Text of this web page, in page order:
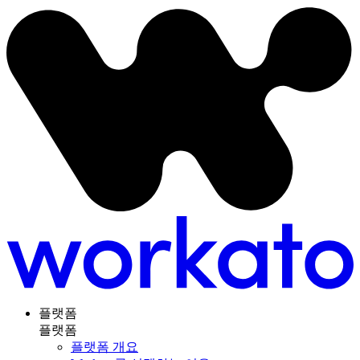
플랫폼
플랫폼
플랫폼 개요